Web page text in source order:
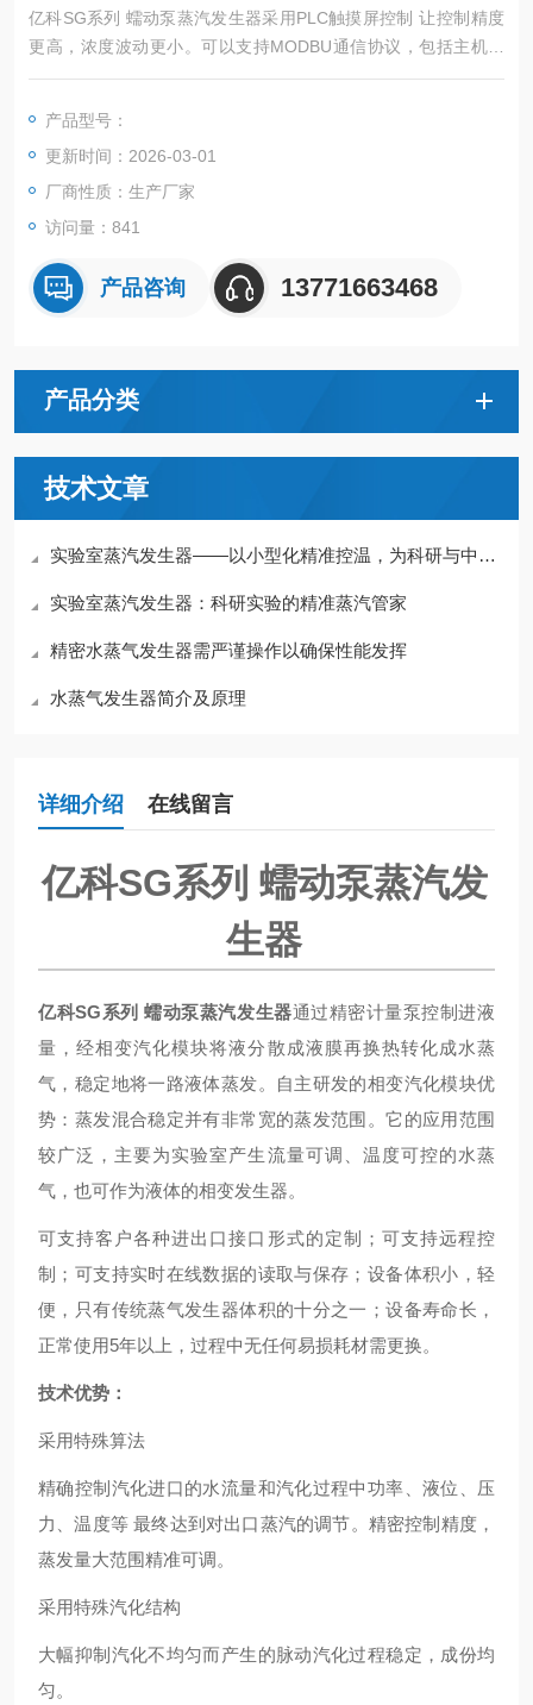
亿科SG系列 蠕动泵蒸汽发生器采用PLC触摸屏控制 让控制精度
更高，浓度波动更小。可以支持MODBU通信协议，包括主机从
机模式，可组网多个一体机使用灵活，可以按客户要求定制。
产品型号：
更新时间：2026-03-01
厂商性质：生产厂家
访问量：841
产品咨询 13771663468
产品分类
技术文章
实验室蒸汽发生器——以小型化精准控温，为科研与中试重现热力条件
实验室蒸汽发生器：科研实验的精准蒸汽管家
精密水蒸气发生器需严谨操作以确保性能发挥
水蒸气发生器简介及原理
详细介绍 在线留言
亿科SG系列 蠕动泵蒸汽发
生器
亿科SG系列 蠕动泵蒸汽发生器通过精密计量泵控制进液
量，经相变汽化模块将液分散成液膜再换热转化成水蒸
气，稳定地将一路液体蒸发。自主研发的相变汽化模块优
势：蒸发混合稳定并有非常宽的蒸发范围。它的应用范围
较广泛，主要为实验室产生流量可调、温度可控的水蒸
气，也可作为液体的相变发生器。
可支持客户各种进出口接口形式的定制；可支持远程控
制；可支持实时在线数据的读取与保存；设备体积小，轻
便，只有传统蒸气发生器体积的十分之一；设备寿命长，
正常使用5年以上，过程中无任何易损耗材需更换。
技术优势：
采用特殊算法
精确控制汽化进口的水流量和汽化过程中功率、液位、压
力、温度等 最终达到对出口蒸汽的调节。精密控制精度，
蒸发量大范围精准可调。
采用特殊汽化结构
大幅抑制汽化不均匀而产生的脉动汽化过程稳定，成份均
匀。